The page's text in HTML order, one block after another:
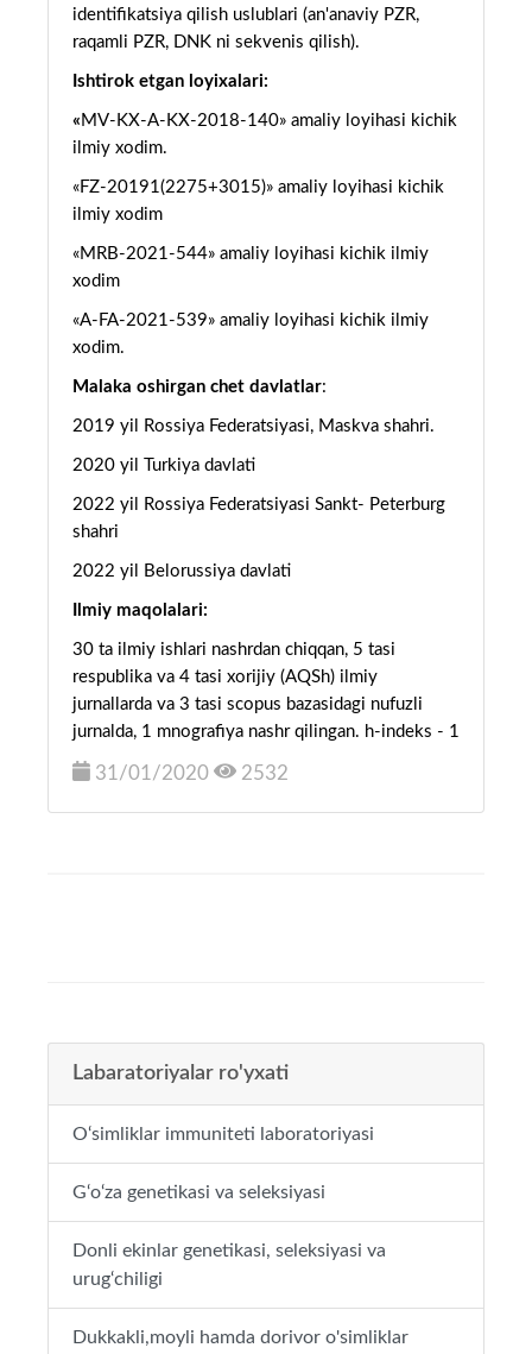
identifikatsiya qilish uslublari (an'anaviy PZR,
raqamli PZR, DNK ni sekvenis qilish).
Ishtirok etgan loyixalari:
« MV-KX-A-KX-2018-140» amaliy loyihasi kichik
ilmiy xodim.
«FZ-20191(2275+3015)» amaliy loyihasi kichik
ilmiy xodim
«MRB-2021-544» amaliy loyihasi kichik ilmiy
xodim
«A-FA-2021-539» amaliy loyihasi kichik ilmiy
xodim.
Malaka oshirgan chet davlatlar:
2019 yil Rossiya Federatsiyasi, Maskva shahri.
2020 yil Turkiya davlati
2022 yil Rossiya Federatsiyasi Sankt- Peterburg
shahri
2022 yil Belorussiya davlati
Ilmiy maqolalari:
30 ta ilmiy ishlari nashrdan chiqqan, 5 tasi
respublika va 4 tasi xorijiy (AQSh) ilmiy
jurnallarda va 3 tasi scopus bazasidagi nufuzli
jurnalda, 1 mnografiya nashr qilingan. h-indeks - 1
31/01/2020 2532
Labaratoriyalar ro'yxati
O‘simliklar immuniteti laboratoriyasi
G‘o‘za genetikasi va seleksiyasi
Donli ekinlar genetikasi, seleksiyasi va
urug‘chiligi
Dukkakli,moyli hamda dorivor o'simliklar